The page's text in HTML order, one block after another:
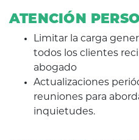
ATENCIÓN
Limitar la carga
todos los clientes
abogado
Actualizaciones
reuniones para
inquietudes.